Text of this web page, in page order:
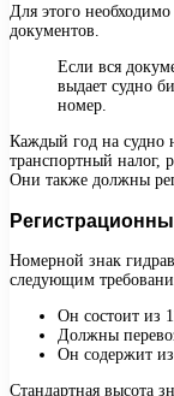
Для этого необходимо
документов.
Если вся
выдает судно
номер.
Каждый год на судно
транспортный налог,
Они также должны
Номерной знак
следующим
Он состоит из
Должны
Он содержит
Стандартная высота